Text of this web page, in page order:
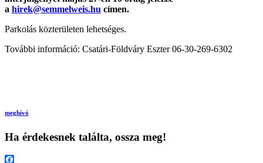
a hirek@semmelweis.hu címen.
Parkolás közterületen lehetséges.
További információ: Csatári-Földváry Eszter 06-30-269-6302
meghívó
Ha érdekesnek találta, ossza meg!